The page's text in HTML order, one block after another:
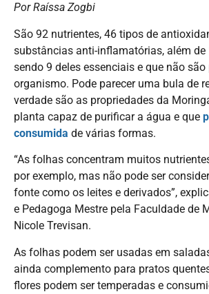
Por Raíssa Zogbi
São 92 nutrientes, 46 tipos de
substâncias anti-inflamatórias, além
sendo 9 deles essenciais e que não
organismo. Pode parecer uma bula de
verdade são as propriedades da
planta capaz de purificar a água e que
consumida de várias formas.
“As folhas concentram muitos
por exemplo, mas não pode ser
fonte como os leites e derivados”,
e Pedagoga Mestre pela Faculdade de
Nicole Trevisan.
As folhas podem ser usadas em
ainda complemento para pratos
flores podem ser temperadas e